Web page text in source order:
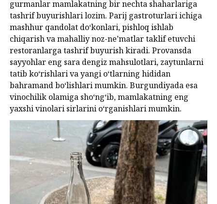
gurmanlar mamlakatning bir nechta shaharlariga
tashrif buyurishlari lozim. Parij gastroturlari ichiga
mashhur qandolat doʻkonlari, pishloq ishlab
chiqarish va mahalliy noz-neʼmatlar taklif etuvchi
restoranlarga tashrif buyurish kiradi. Provansda
sayyohlar eng sara dengiz mahsulotlari, zaytunlarni
tatib koʻrishlari va yangi oʻtlarning hididan
bahramand boʻlishlari mumkin. Burgundiyada esa
vinochilik olamiga shoʻngʻib, mamlakatning eng
yaxshi vinolari sirlarini oʻrganishlari mumkin.